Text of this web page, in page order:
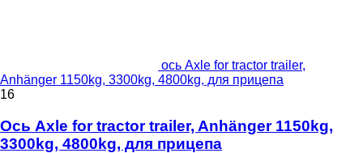
ось Axle for tractor trailer,
Anhänger 1150kg, 3300kg, 4800kg, для прицепа
16
Ось Axle for tractor trailer, Anhänger 1150kg,
3300kg, 4800kg, для прицепа